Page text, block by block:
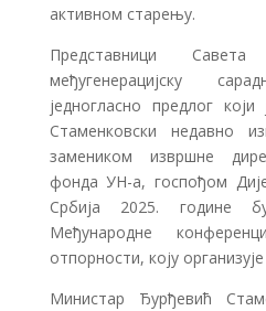
активном старењу.
Представници
међугенерацијску
једногласно предлог
Стаменковски недавно
замеником извршне
фонда УН-а, госпођом
Србија 2025. године
Међународне
отпорности, коју
Министар Ђурђевић